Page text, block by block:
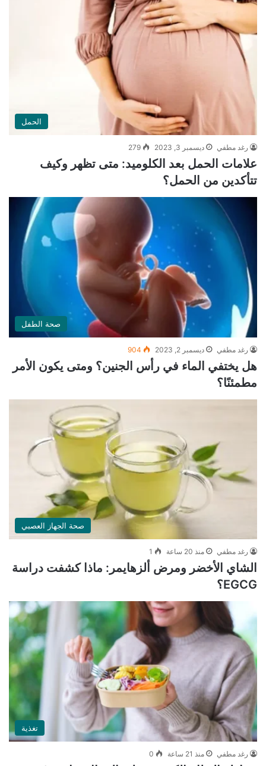
الحمل
رغد مطفي ديسمبر 3, 2023 279
علامات الحمل بعد الكلوميد: متى تظهر وكيف
تتأكدين من الحمل؟
صحة الطفل
رغد مطفي ديسمبر 2, 2023 904
هل يختفي الماء في رأس الجنين؟ ومتى يكون الأمر
مطمئنًا؟
صحة الجهاز العصبي
رغد مطفي منذ 20 ساعة 1
الشاي الأخضر ومرض ألزهايمر: ماذا كشفت دراسة
EGCG؟
تغذية
رغد مطفي منذ 21 ساعة 0